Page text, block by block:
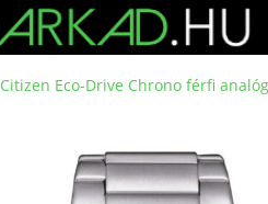
Citizen Eco-Drive Chrono férfi